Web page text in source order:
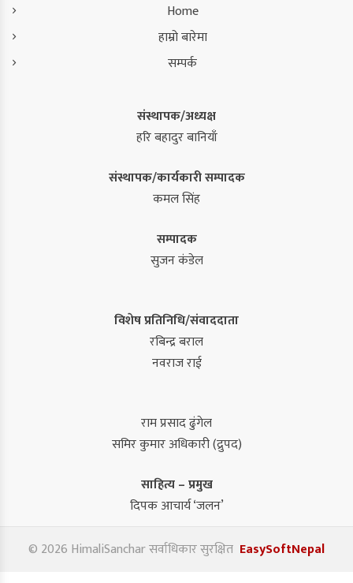
Home
हाम्रो बारेमा
सम्पर्क
संस्थापक/अध्यक्ष
हरि बहादुर बानियाँ
संस्थापक/कार्यकारी सम्पादक
कमल सिंह
सम्पादक
सुजन कंडेल
विशेष प्रतिनिधि/संवाददाता
रबिन्द्र बराल
नवराज राई
राम प्रसाद ढुंगेल
समिर कुमार अधिकारी (द्रुपद)
साहित्य – प्रमुख
दिपक आचार्य ‘जलन’
© 2026 HimaliSanchar सर्वाधिकार सुरक्षित EasySoftNepal